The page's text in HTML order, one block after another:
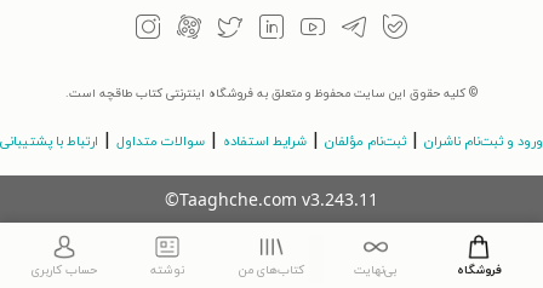
© کلیه حقوق این سایت محفوظ و متعلق به فروشگاه اینترنتی کتاب طاقچه است.
ورود و ثبت‌نام ناشران ثبت‌نام مؤلفان شرایط استفاده سوالات متداول ارتباط با پشتیبانی
©Taaghche.com v3.243.11
فروشگاه بی‌نهایت کتاب‌های من نوشته حساب کاربری